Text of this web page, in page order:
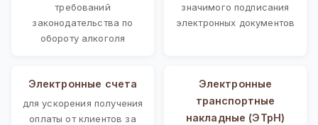
требований
законодательства по
обороту алкоголя
значимого подписания
электронных документов
Электронные счета
для ускорения получения
оплаты от клиентов за
Электронные
транспортные
накладные (ЭТрН)